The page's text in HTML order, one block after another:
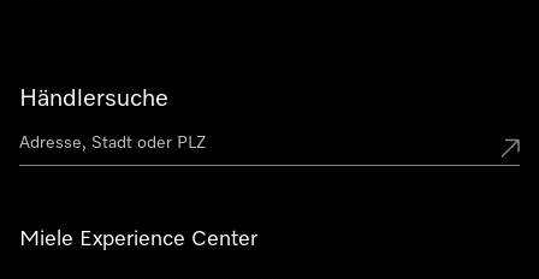
Händlersuche
Miele Experience Center